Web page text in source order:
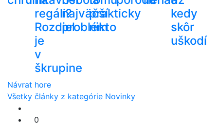
regáli?
Rozdiel
je
v
škrupine
najväčší
problém
prakticky
nikto
kedy
skôr
uškodí
Návrat hore
Všetky články z kategórie Novinky
0